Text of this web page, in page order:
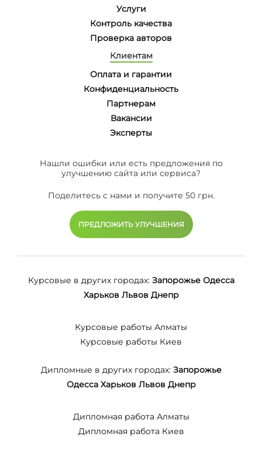
Услуги
Контроль качества
Проверка авторов
Клиентам
Оплата и гарантии
Конфиденциальность
Партнерам
Вакансии
Эксперты
Нашли ошибки или есть предложения по
улучшению сайта или сервиса?
Поделитесь с нами и получите 50 грн.
ПРЕДЛОЖИТЬ УЛУЧШЕНИЯ
Курсовые в других городах: Запорожье Одесса
Харьков Львов Днепр
Курсовые работы Алматы
Курсовые работы Киев
Дипломные в других городах: Запорожье
Одесса Харьков Львов Днепр
Дипломная работа Алматы
Дипломная работа Киев